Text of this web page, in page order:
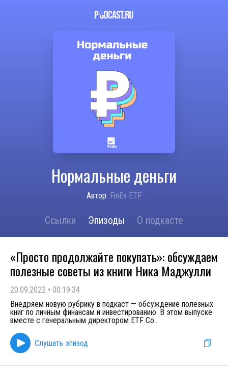
Нормальные деньги
Автор: FinEx ETF
Ссылки Эпизоды О подкасте
«Просто продолжайте покупать»: обсуждаем
полезные советы из книги Ника Маджулли
20.09.2022 • 00:19:34
Внедряем новую рубрику в подкаст — обсуждение полезных
книг по личным финансам и инвестированию. В этом выпуске
вместе с генеральным директором ETF Co...
Слушать эпизод